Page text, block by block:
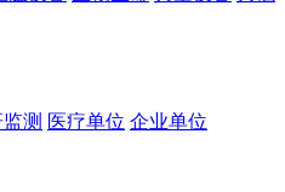
测 医疗单位 企业单位